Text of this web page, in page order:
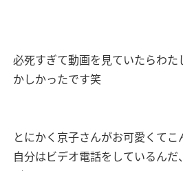
必死すぎて動画を見ていたらわた
かしかったです笑
とにかく京子さんがお可愛くて
自分はビデオ電話をしているん